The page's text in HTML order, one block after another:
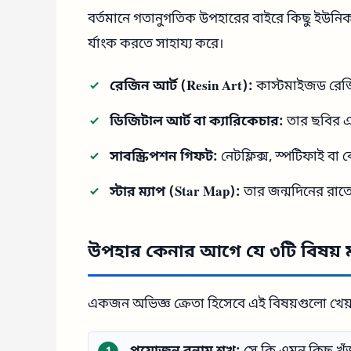
বর্তমানে গতানুগতিক উপহারের বাইরে কিছু
র্যাংক করতে সাহায্য করে।
রেজিন আর্ট (Resin Art):কাস্টমাইজড
ডিজিটাল আর্ট বা ক্যারিকেচার:তার ছবির
সাবস্ক্রিপশন গিফট: নেটফ্লিক্স, স্পটিফাই
স্টার ম্যাপ (Star Map):তার জন্মদিনের
উপহার কেনার আগে যে ৩টি বিষয়
একজন অভিজ্ঞ ক্রেতা হিসেবে এই বিষয়গুলো